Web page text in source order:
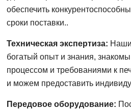
обеспечить
сроки поставки..
Техническая экспертиза:
богатый опыт и знания,
процессом и требованиями к
и можем предоставить
Передовое оборудование: